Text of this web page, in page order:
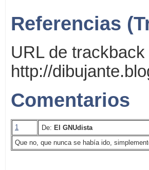
Referencias
URL de
http://
Comentarios
1 De: El GNUdista
Que no, que nunca se había ido,